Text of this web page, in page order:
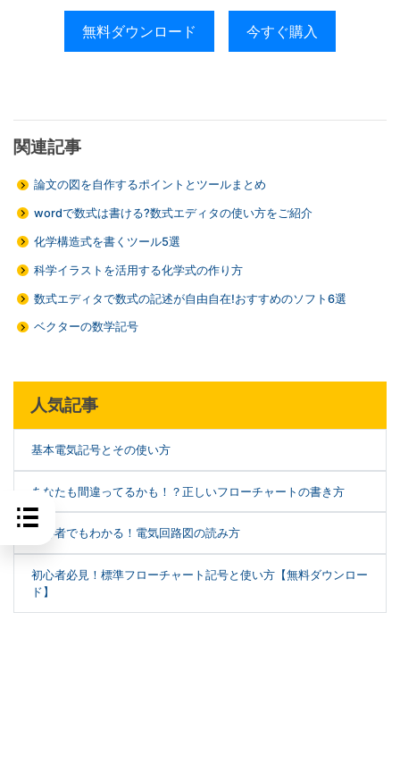
無料ダウンロード 今すぐ購入
関連記事
論文の図を自作するポイントとツールまとめ
wordで数式は書ける?数式エディタの使い方をご紹介
化学構造式を書くツール5選
科学イラストを活用する化学式の作り方
数式エディタで数式の記述が自由自在!おすすめのソフト6選
ベクターの数学記号
人気記事
基本電気記号とその使い方
あなたも間違ってるかも！？正しいフローチャートの書き方
初心者でもわかる！電気回路図の読み方
初心者必見！標準フローチャート記号と使い方【無料ダウンロー
ド】